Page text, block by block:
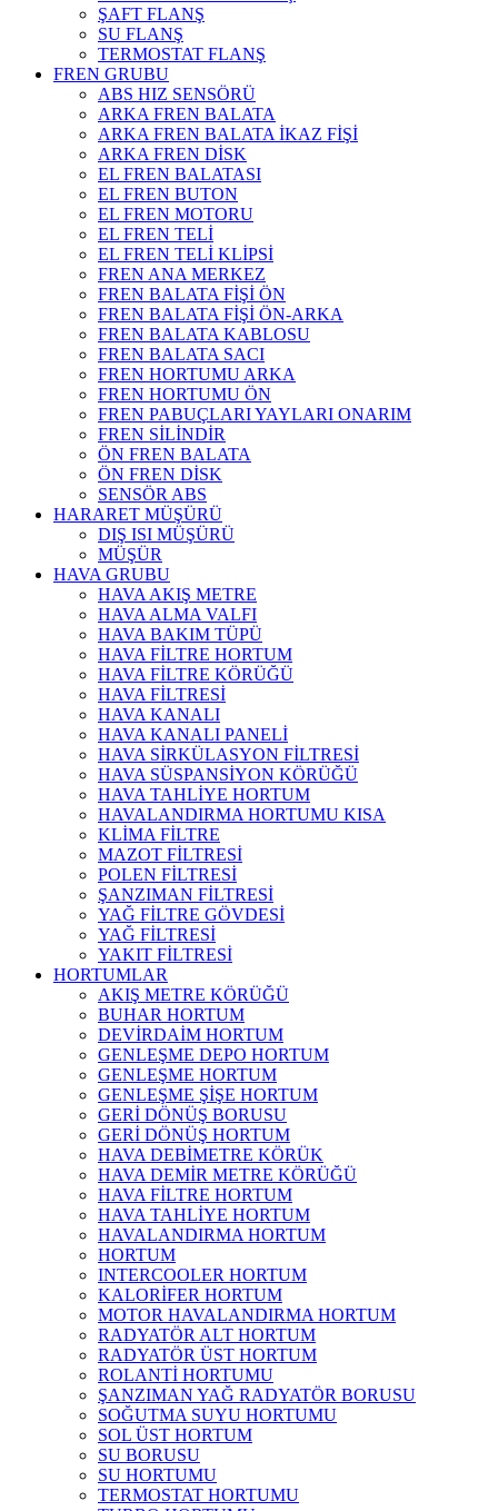
ŞAFT FLANŞ
SU FLANŞ
TERMOSTAT FLANŞ
FREN GRUBU
ABS HIZ SENSÖRÜ
ARKA FREN BALATA
ARKA FREN BALATA İKAZ FİŞİ
ARKA FREN DİSK
EL FREN BALATASI
EL FREN BUTON
EL FREN MOTORU
EL FREN TELİ
EL FREN TELİ KLİPSİ
FREN ANA MERKEZ
FREN BALATA FİŞİ ÖN
FREN BALATA FİŞİ ÖN-ARKA
FREN BALATA KABLOSU
FREN BALATA SACI
FREN HORTUMU ARKA
FREN HORTUMU ÖN
FREN PABUÇLARI YAYLARI ONARIM
FREN SİLİNDİR
ÖN FREN BALATA
ÖN FREN DİSK
SENSÖR ABS
HARARET MÜŞÜRÜ
DIŞ ISI MÜŞÜRÜ
MÜŞÜR
HAVA GRUBU
HAVA AKIŞ METRE
HAVA ALMA VALFI
HAVA BAKIM TÜPÜ
HAVA FİLTRE HORTUM
HAVA FİLTRE KÖRÜĞÜ
HAVA FİLTRESİ
HAVA KANALI
HAVA KANALI PANELİ
HAVA SİRKÜLASYON FİLTRESİ
HAVA SÜSPANSİYON KÖRÜĞÜ
HAVA TAHLİYE HORTUM
HAVALANDIRMA HORTUMU KISA
KLİMA FİLTRE
MAZOT FİLTRESİ
POLEN FİLTRESİ
ŞANZIMAN FİLTRESİ
YAĞ FİLTRE GÖVDESİ
YAĞ FİLTRESİ
YAKIT FİLTRESİ
HORTUMLAR
AKIŞ METRE KÖRÜĞÜ
BUHAR HORTUM
DEVİRDAİM HORTUM
GENLEŞME DEPO HORTUM
GENLEŞME HORTUM
GENLEŞME ŞİŞE HORTUM
GERİ DÖNÜŞ BORUSU
GERİ DÖNÜŞ HORTUM
HAVA DEBİMETRE KÖRÜK
HAVA DEMİR METRE KÖRÜĞÜ
HAVA FİLTRE HORTUM
HAVA TAHLİYE HORTUM
HAVALANDIRMA HORTUM
HORTUM
INTERCOOLER HORTUM
KALORİFER HORTUM
MOTOR HAVALANDIRMA HORTUM
RADYATÖR ALT HORTUM
RADYATÖR ÜST HORTUM
ROLANTİ HORTUMU
ŞANZIMAN YAĞ RADYATÖR BORUSU
SOĞUTMA SUYU HORTUMU
SOL ÜST HORTUM
SU BORUSU
SU HORTUMU
TERMOSTAT HORTUMU